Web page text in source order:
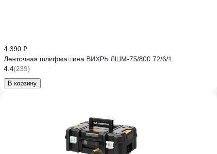
4 390 ₽
Ленточная шлифмашина ВИХРЬ ЛШМ-75/800 72/6/1
4.4(239)
В корзину